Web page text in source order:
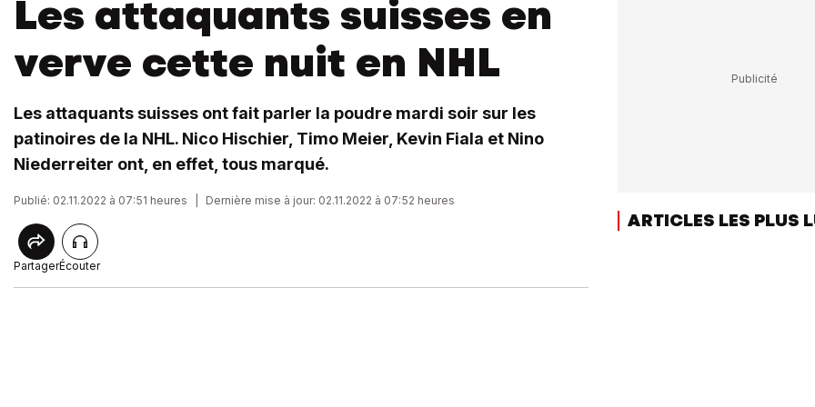
Les attaquants suisses en
verve cette nuit en NHL
Les attaquants suisses ont fait parler la poudre mardi soir sur les
patinoires de la NHL. Nico Hischier, Timo Meier, Kevin Fiala et Nino
Niederreiter ont, en effet, tous marqué.
Publié: 02.11.2022 à 07:51 heures Dernière mise à jour: 02.11.2022 à 07:52 heures
PartagerÉcouter
ARTICLES LES PLUS